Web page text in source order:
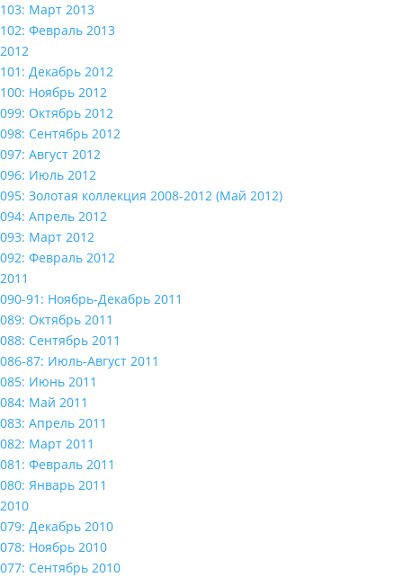
103: Март 2013
102: Февраль 2013
2012
101: Декабрь 2012
100: Ноябрь 2012
099: Октябрь 2012
098: Сентябрь 2012
097: Август 2012
096: Июль 2012
095: Золотая коллекция 2008-2012 (Май 2012)
094: Апрель 2012
093: Март 2012
092: Февраль 2012
2011
090-91: Ноябрь-Декабрь 2011
089: Октябрь 2011
088: Сентябрь 2011
086-87: Июль-Август 2011
085: Июнь 2011
084: Май 2011
083: Апрель 2011
082: Март 2011
081: Февраль 2011
080: Январь 2011
2010
079: Декабрь 2010
078: Ноябрь 2010
077: Сентябрь 2010